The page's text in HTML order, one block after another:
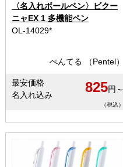
〈名入れボールペン〉ビクー
ニャEX 1 多機能ペン
OL-14029*
ぺんてる （Pentel）
最安価格
名入れ込み
825円～
（税込）